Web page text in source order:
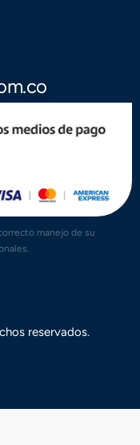
manejo de su
reservados.